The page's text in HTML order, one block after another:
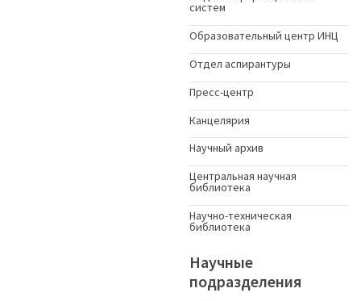
систем
Образовательный центр ИНЦ
Отдел аспирантуры
Пресс-центр
Канцелярия
Научный архив
Центральная научная
библиотека
Научно-техническая
библиотека
Научные
подразделения